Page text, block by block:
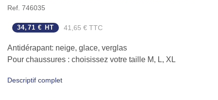
Ref. 746035
34,71 € HT 41,65 € TTC
Antidérapant: neige, glace, verglas
Pour chaussures : choisissez votre taille M, L, XL
Descriptif complet